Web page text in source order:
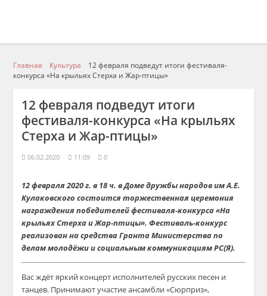
Главная Культура
12 февраля подведут итоги фестиваля-
конкурса «На крыльях Стерха и Жар-птицы»
12 февраля подведут итоги
фестиваля-конкурса «На крыльях
Стерха и Жар-птицы»
06.02.2020 11:09 0
12 февраля 2020 г. в 18 ч. в Доме дружбы народов им А.Е.
Кулаковского состоится торжественная церемония
награждения победителей фестиваля-конкурса «На
крыльях Стерха и Жар-птицы». Фестиваль-конкурс
реализован на средства Гранта Министерства по
делам молодёжи и социальным коммуникациям РС(Я).
Вас ждёт яркий концерт исполнителей русских песен и
танцев. Принимают участие ансамбли «Сюрприз»,